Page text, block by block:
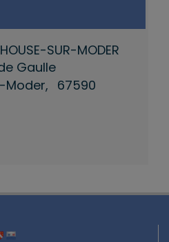
SUR-MODER
Gaulle
Moder, 67590